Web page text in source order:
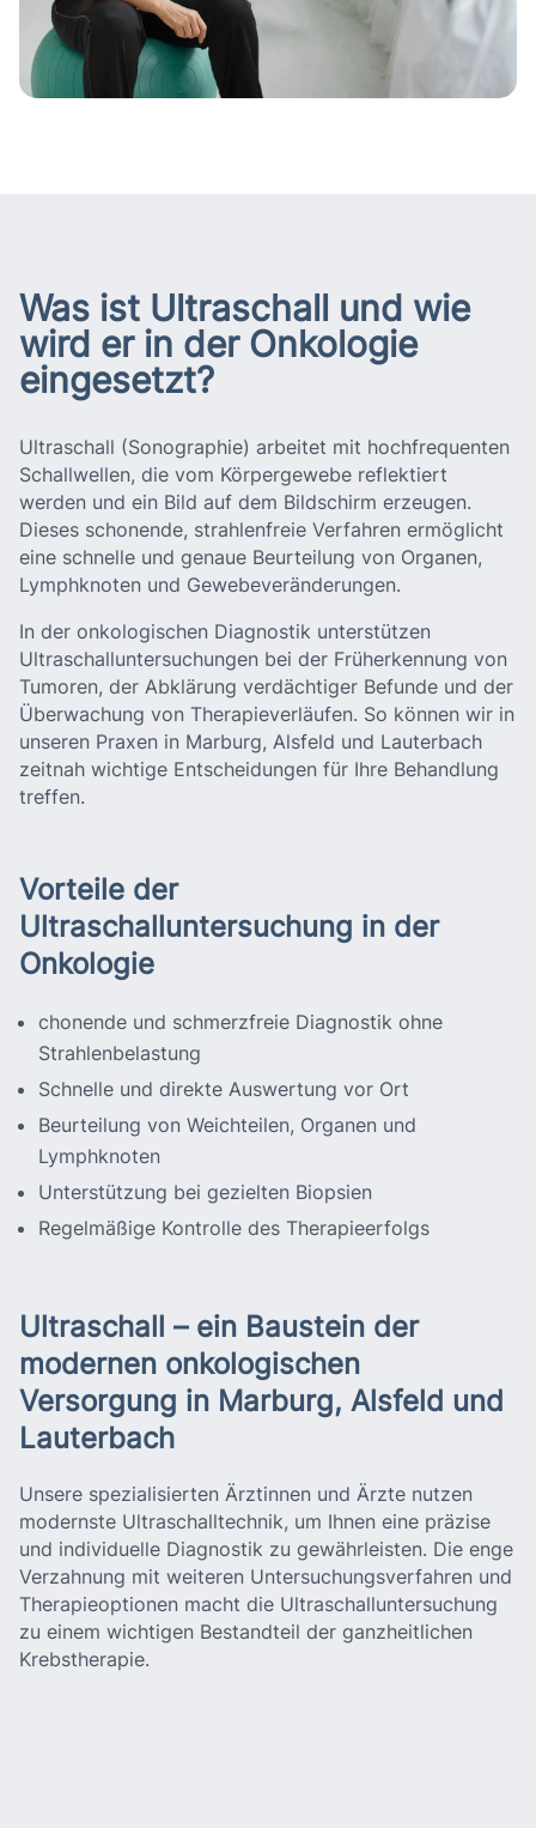
Was ist Ultraschall und wie
wird er in der Onkologie
eingesetzt?
Ultraschall (Sonographie) arbeitet mit hochfrequenten
Schallwellen, die vom Körpergewebe reflektiert
werden und ein Bild auf dem Bildschirm erzeugen.
Dieses schonende, strahlenfreie Verfahren ermöglicht
eine schnelle und genaue Beurteilung von Organen,
Lymphknoten und Gewebeveränderungen.
In der onkologischen Diagnostik unterstützen
Ultraschalluntersuchungen bei der Früherkennung von
Tumoren, der Abklärung verdächtiger Befunde und der
Überwachung von Therapieverläufen. So können wir in
unseren Praxen in Marburg, Alsfeld und Lauterbach
zeitnah wichtige Entscheidungen für Ihre Behandlung
treffen.
Vorteile der
Ultraschalluntersuchung in der
Onkologie
chonende und schmerzfreie Diagnostik ohne
Strahlenbelastung
Schnelle und direkte Auswertung vor Ort
Beurteilung von Weichteilen, Organen und
Lymphknoten
Unterstützung bei gezielten Biopsien
Regelmäßige Kontrolle des Therapieerfolgs
Ultraschall – ein Baustein der
modernen onkologischen
Versorgung in Marburg, Alsfeld und
Lauterbach
Unsere spezialisierten Ärztinnen und Ärzte nutzen
modernste Ultraschalltechnik, um Ihnen eine präzise
und individuelle Diagnostik zu gewährleisten. Die enge
Verzahnung mit weiteren Untersuchungsverfahren und
Therapieoptionen macht die Ultraschalluntersuchung
zu einem wichtigen Bestandteil der ganzheitlichen
Krebstherapie.